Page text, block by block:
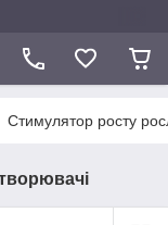
Стимулятор росту